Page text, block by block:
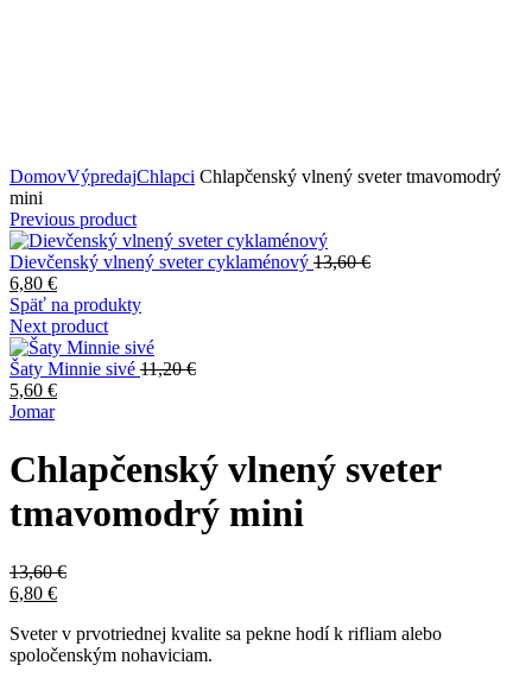
DomovVýpredajChlapci Chlapčenský vlnený sveter tmavomodrý
mini
Previous product
Dievčenský vlnený sveter cyklaménový 13,60€
6,80 €
Späť na produkty
Next product
Šaty Minnie sivé 11,20€
5,60 €
Jomar
Chlapčenský vlnený sveter
tmavomodrý mini
13,60€
6,80 €
Sveter v prvotriednej kvalite sa pekne hodí k rifliam alebo
spoločenským nohaviciam.